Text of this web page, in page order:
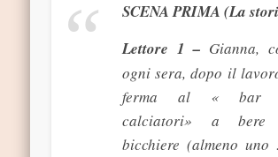
SCENA PRIMA (La
Lettore 1 – Gianna,
ogni sera, dopo il
ferma al « bar
calciatori» a bere
bicchiere (almeno uno